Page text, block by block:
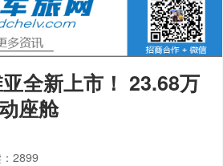
全新上市！ 23.68万
座舱
2899